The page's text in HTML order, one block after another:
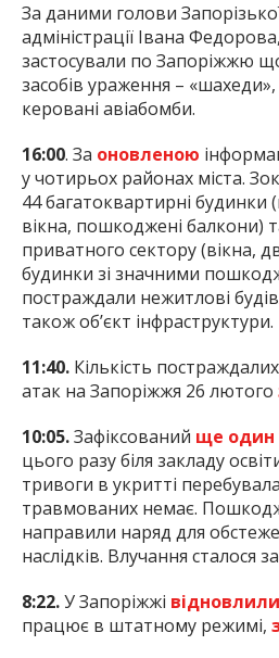
За даними голови
адміністрації Івана
застосували по Запоріжжю
засобів ураження – «шахеди»,
керовані авіабомби.
16:00. За оновленою
у чотирьох районах міста.
44 багатоквартирні будинки
вікна, пошкоджені балкони)
приватного сектору (вікна,
будинки зі значними
постраждали нежитлові
також об’єкт інфраструктури.
11:40. Кількість
атак на Запоріжжя 26 лютого
10:05.Зафіксований ще один
цього разу біля закладу
тривоги в укритті
травмованих немає.
направили наряд для
наслідків. Влучання сталося
8:22.У Запоріжжі відновлили
працює в штатному режимі,